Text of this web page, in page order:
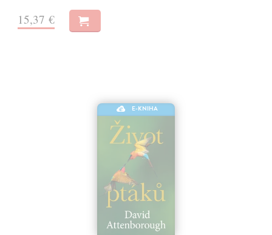
15,37 €
E-KNIHA